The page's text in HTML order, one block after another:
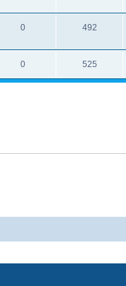
0 492
0 525